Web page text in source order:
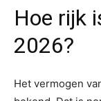
Hoe rijk
2026?
Het vermogen